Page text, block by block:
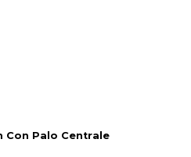
Con Palo Centrale